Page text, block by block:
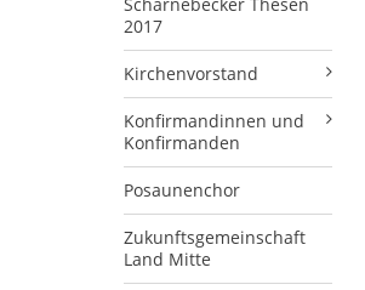
2017
Kirchenvorstand
Konfirmandinnen und
Konfirmanden
Posaunenchor
Zukunftsgemeinschaft
Land Mitte